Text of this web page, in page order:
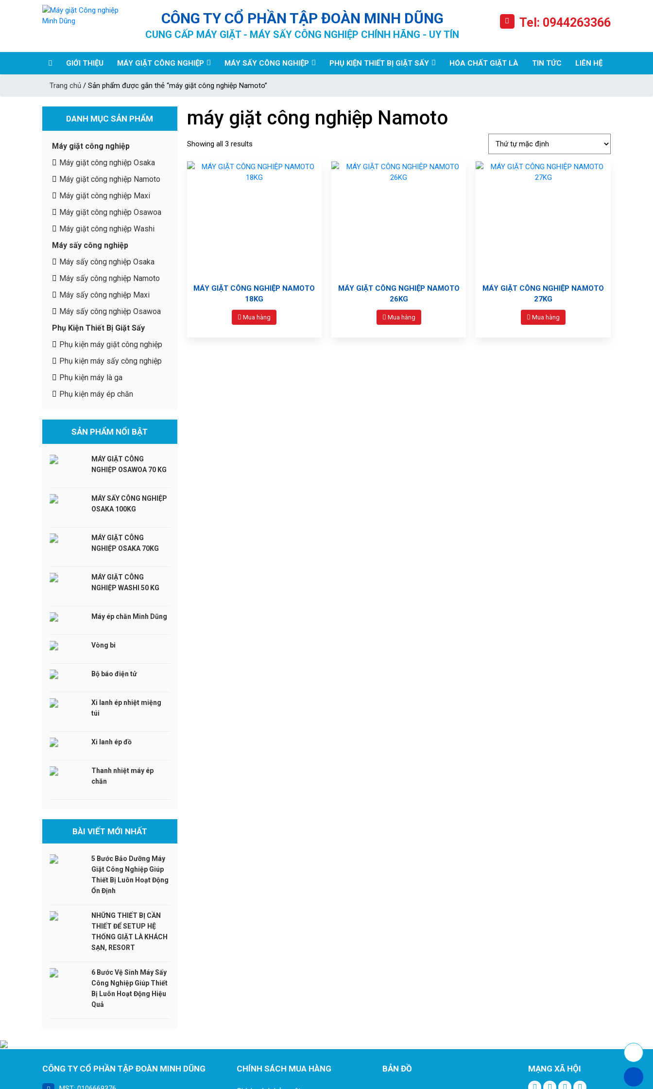
CÔNG TY CỔ PHẦN TẬP ĐOÀN MINH DŨNG
CUNG CẤP MÁY GIẶT - MÁY SẤY CÔNG NGHIỆP CHÍNH HÃNG - UY TÍN
Tel: 0944263366
GIỚI THIỆU MÁY GIẶT CÔNG NGHIỆP MÁY SẤY CÔNG NGHIỆP PHỤ KIỆN THIẾT BỊ GIẶT SẤY HÓA CHẤT GIẶT LÀ TIN TỨC LIÊN HỆ
Trang chủ / Sản phẩm được gắn thẻ “máy giặt công nghiệp Namoto”
DANH MỤC SẢN PHẨM
Máy giặt công nghiệp
Máy giặt công nghiệp Osaka
Máy giặt công nghiệp Namoto
Máy giặt công nghiệp Maxi
Máy giặt công nghiệp Osawoa
Máy giặt công nghiệp Washi
Máy sấy công nghiệp
Máy sấy công nghiệp Osaka
Máy sấy công nghiệp Namoto
Máy sấy công nghiệp Maxi
Máy sấy công nghiệp Osawoa
Phụ Kiện Thiết Bị Giặt Sấy
Phụ kiện máy giặt công nghiệp
Phụ kiện máy sấy công nghiệp
Phụ kiện máy là ga
Phụ kiện máy ép chăn
SẢN PHẨM NỔI BẬT
MÁY GIẶT CÔNG
NGHIỆP OSAWOA 70 KG
MÁY SẤY CÔNG NGHIỆP
OSAKA 100KG
MÁY GIẶT CÔNG
NGHIỆP OSAKA 70KG
MÁY GIẶT CÔNG
NGHIỆP WASHI 50 KG
Máy ép chăn Minh Dũng
Vòng bi
Bộ báo điện tử
Xi lanh ép nhiệt miệng
túi
Xi lanh ép đồ
Thanh nhiệt máy ép
chăn
BÀI VIẾT MỚI NHẤT
5 Bước Bảo Dưỡng Máy
Giặt Công Nghiệp Giúp
Thiết Bị Luôn Hoạt Động
Ổn Định
NHỮNG THIẾT BỊ CẦN
THIẾT ĐỂ SETUP HỆ
THỐNG GIẶT LÀ KHÁCH
SẠN, RESORT
6 Bước Vệ Sinh Máy Sấy
Công Nghiệp Giúp Thiết
Bị Luôn Hoạt Động Hiệu
Quả
máy giặt công nghiệp Namoto
Showing all 3 results
MÁY GIẶT CÔNG NGHIỆP NAMOTO
18KG
Mua hàng
MÁY GIẶT CÔNG NGHIỆP NAMOTO
26KG
Mua hàng
MÁY GIẶT CÔNG NGHIỆP NAMOTO
27KG
Mua hàng
CÔNG TY CỔ PHẦN TẬP ĐOÀN MINH DŨNG CHÍNH SÁCH MUA HÀNG BẢN ĐỒ MẠNG XÃ HỘI